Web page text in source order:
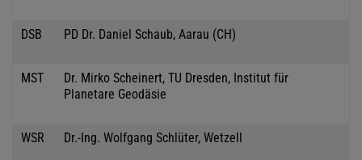
DSB PD Dr. Daniel Schaub, Aarau (CH)
MST
Dr. Mirko Scheinert, TU Dresden, Institut für
Planetare Geodäsie
WSR Dr.-Ing. Wolfgang Schlüter, Wetzell